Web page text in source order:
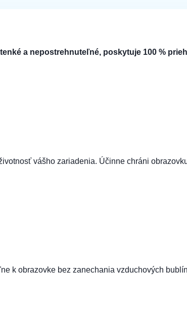
a nepostrehnuteľné, poskytuje 100 %
vášho zariadenia. Účinne chráni
k obrazovke bez zanechania vzduchových